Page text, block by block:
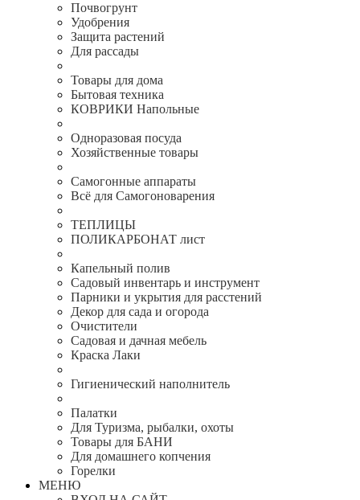
Почвогрунт
Удобрения
Защита растений
Для рассады
Товары для дома
Бытовая техника
КОВРИКИ Напольные
Одноразовая посуда
Хозяйственные товары
Самогонные аппараты
Всё для Самогоноварения
ТЕПЛИЦЫ
ПОЛИКАРБОНАТ лист
Капельный полив
Садовый инвентарь и инструмент
Парники и укрытия для расстений
Декор для сада и огорода
Очистители
Садовая и дачная мебель
Краска Лаки
Гигиенический наполнитель
Палатки
Для Туризма, рыбалки, охоты
Товары для БАНИ
Для домашнего копчения
Горелки
МЕНЮ